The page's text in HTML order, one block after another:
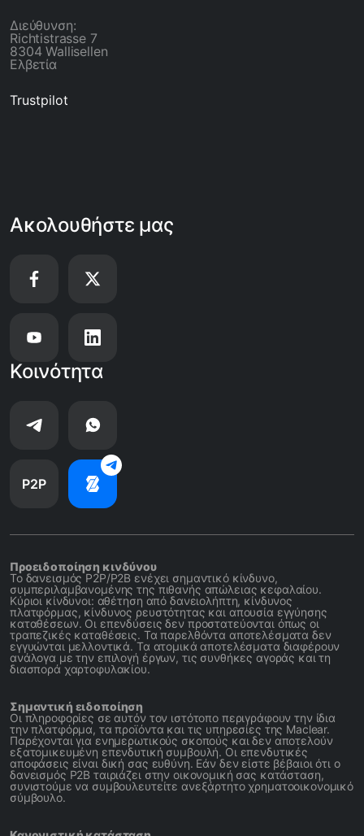
Διεύθυνση:
Richtistrasse 7
8304 Wallisellen
Ελβετία
Trustpilot
Ακολουθήστε μας
Κοινότητα
P2P
Προειδοποίηση κινδύνου
Το δανεισμός P2P/P2B ενέχει σημαντικό κίνδυνο,
συμπεριλαμβανομένης της πιθανής απώλειας κεφαλαίου.
Κύριοι κίνδυνοι: αθέτηση από δανειολήπτη, κίνδυνος
πλατφόρμας, κίνδυνος ρευστότητας και απουσία εγγύησης
καταθέσεων. Οι επενδύσεις δεν προστατεύονται όπως οι
τραπεζικές καταθέσεις. Τα παρελθόντα αποτελέσματα δεν
εγγυώνται μελλοντικά. Τα ατομικά αποτελέσματα διαφέρουν
ανάλογα με την επιλογή έργων, τις συνθήκες αγοράς και τη
διασπορά χαρτοφυλακίου.
Σημαντική ειδοποίηση
Οι πληροφορίες σε αυτόν τον ιστότοπο περιγράφουν την ίδια
την πλατφόρμα, τα προϊόντα και τις υπηρεσίες της Maclear.
Παρέχονται για ενημερωτικούς σκοπούς και δεν αποτελούν
εξατομικευμένη επενδυτική συμβουλή. Οι επενδυτικές
αποφάσεις είναι δική σας ευθύνη. Εάν δεν είστε βέβαιοι ότι ο
δανεισμός P2B ταιριάζει στην οικονομική σας κατάσταση,
συνιστούμε να συμβουλευτείτε ανεξάρτητο χρηματοοικονομικό
σύμβουλο.